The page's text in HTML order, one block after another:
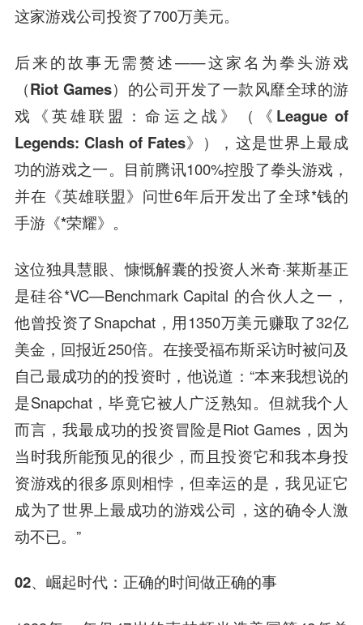
这家游戏公司投资了700万美元。
后来的故事无需赘述——这家名为拳头游戏
（Riot Games） 的公司开发了一款风靡全球的游
戏
《英雄联盟：命运之战》（《League of
Legends: Clash of Fates》）
，这是世界上最成
功的游戏之一。目前腾讯100%控股了拳头游戏，
并在《英雄联盟》问世6年后开发出了全球*钱的
手游《*荣耀》 。
这位独具慧眼、慷慨解囊的投资人米奇·莱斯基正
是硅谷*VC—Benchmark Capital 的合伙人 之一，
他曾投资了Snapchat，用1350万美元赚取了32亿
美金，回报近250倍。在接受福布斯采访时被问及
自己最成功的的投资时，他说道：“本来我想说的
是Snapchat，毕竟它被人广泛熟知。但就我个人
而言，我最成功的投资冒险是Riot Games，因为
当时我所能预见的很少，而且投资它和我本身投
资游戏的很多原则相悖，但幸运的是，我见证它
成为了世界上最成功的游戏公司，这的确令人激
动不已。”
02、 崛起时代：正确的时间做正确的事